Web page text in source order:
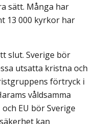
sätt. Många har
13 000 kyrkor har
slut. Sverige bör
utsatta kristna och
förtryck i
våldsamma
EU bör Sverige
kan